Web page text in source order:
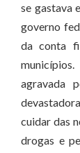
se gastava
governo
da conta
agravada
cuidar das
drogas e